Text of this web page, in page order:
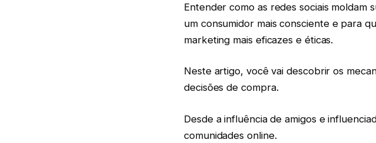
Entender como as redes sociais moldam
um consumidor mais consciente e para
marketing mais eficazes e éticas.
Neste artigo, você vai descobrir os
decisões de compra.
Desde a influência de amigos e
comunidades online.